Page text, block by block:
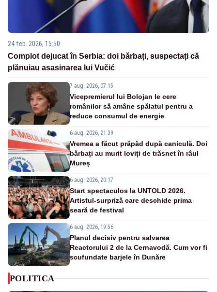
24 feb. 2026, 15:50
Complot dejucat în Serbia: doi bărbați, suspectați că
plănuiau asasinarea lui Vučić
7 aug. 2026, 07:15
Vicepremierul lui Bolojan le cere
românilor să amâne spălatul pentru a
reduce consumul de energie
6 aug. 2026, 21:39
Vremea a făcut prăpăd după caniculă. Doi
bărbați au murit loviți de trăsnet în râul
Mureș
6 aug. 2026, 20:17
Start spectaculos la UNTOLD 2026.
Artistul-surpriză care deschide prima
seară de festival
6 aug. 2026, 19:56
Planul decisiv pentru salvarea
Reactorului 2 de la Cernavodă. Cum vor fi
scufundate barjele în Dunăre
POLITICA